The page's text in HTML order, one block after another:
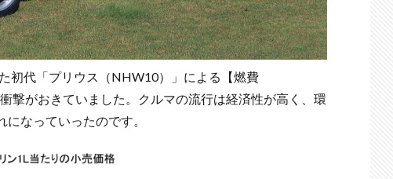
初代「プリウス（NHW10）」による【燃費
撃がおきていました。クルマの流行は経済性が高く、環
なっていったのです。